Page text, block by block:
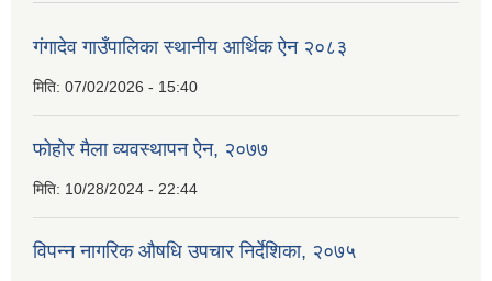
गंगादेव गाउँपालिका स्थानीय आर्थिक ऐन २०८३
मिति: 07/02/2026 - 15:40
फोहोर मैला व्यवस्थापन ऐन, २०७७
मिति: 10/28/2024 - 22:44
विपन्न नागरिक औषधि उपचार निर्देशिका, २०७५